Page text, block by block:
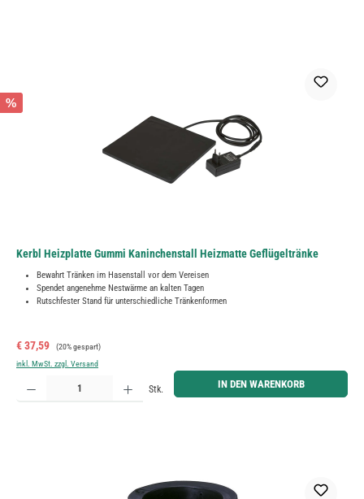
%
Kerbl Heizplatte Gummi Kaninchenstall Heizmatte Geflügeltränke
Bewahrt Tränken im Hasenstall vor dem Vereisen
Spendet angenehme Nestwärme an kalten Tagen
Rutschfester Stand für unterschiedliche Tränkenformen
Verkaufspreis:
€ 37,59 Regulärer Preis:
(20% gespart)
inkl. MwSt. zzgl. Versand
Produkt Anzahl: Gib den gewünschten Wert ein oder benutze die Schaltflächen um die Anzahl zu
Stk. IN DEN WARENKORB